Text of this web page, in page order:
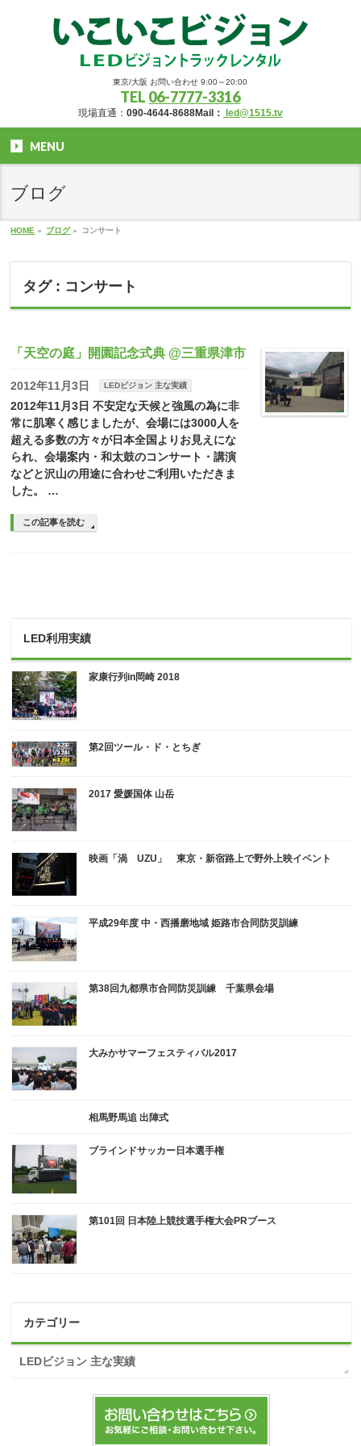
東京/大阪 お問い合わせ 9:00～20:00
TEL 06-7777-3316
現場直通： 090-4644-8688Mail： led@1515.tv
MENU
ブログ
HOME » ブログ» コンサート
タグ : コンサート
「天空の庭」開園記念式典 @三重県津市
2012年11月3日 LEDビジョン 主な実績
2012年11月3日 不安定な天候と強風の為に非
常に肌寒く感じましたが、会場には3000人を
超える多数の方々が日本全国よりお見えにな
られ、会場案内・和太鼓のコンサート・講演
などと沢山の用途に合わせご利用いただきま
した。 …
この記事を読む
LED利用実績
家康行列in岡崎 2018
第2回ツール・ド・とちぎ
2017 愛媛国体 山岳
映画「渦 UZU」 東京・新宿路上で野外上映イベント
平成29年度 中・西播磨地域 姫路市合同防災訓練
第38回九都県市合同防災訓練 千葉県会場
大みかサマーフェスティバル2017
相馬野馬追 出陣式
ブラインドサッカー日本選手権
第101回 日本陸上競技選手権大会PRブース
カテゴリー
LEDビジョン 主な実績